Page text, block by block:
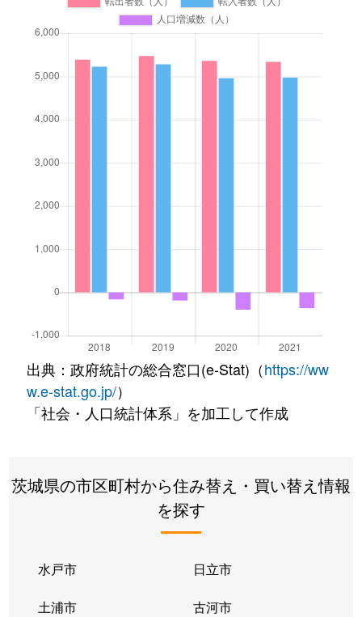
出典：政府統計の総合窓口(e-Stat)（https://ww
w.e-stat.go.jp/）
「社会・人口統計体系」を加工して作成
茨城県の市区町村から住み替え・買い替え情報
を探す
水戸市 日立市
土浦市 古河市